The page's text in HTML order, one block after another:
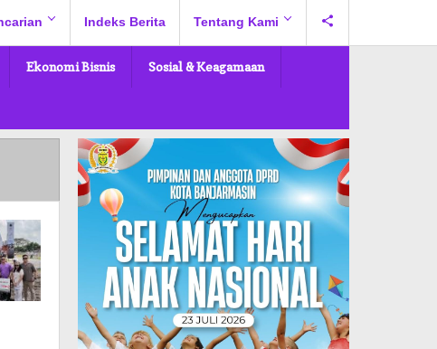
Indeks Berita Tentang Kami
Ekonomi Bisnis Sosial & Keagamaan